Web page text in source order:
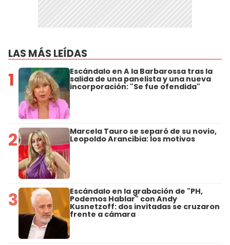
LAS MÁS LEÍDAS
1 Escándalo en A la Barbarossa tras la
salida de una panelista y una nueva
incorporación: "Se fue ofendida"
2 Marcela Tauro se separó de su novio,
Leopoldo Arancibia: los motivos
3 Escándalo en la grabación de "PH,
Podemos Hablar" con Andy
Kusnetzoff: dos invitadas se cruzaron
frente a cámara